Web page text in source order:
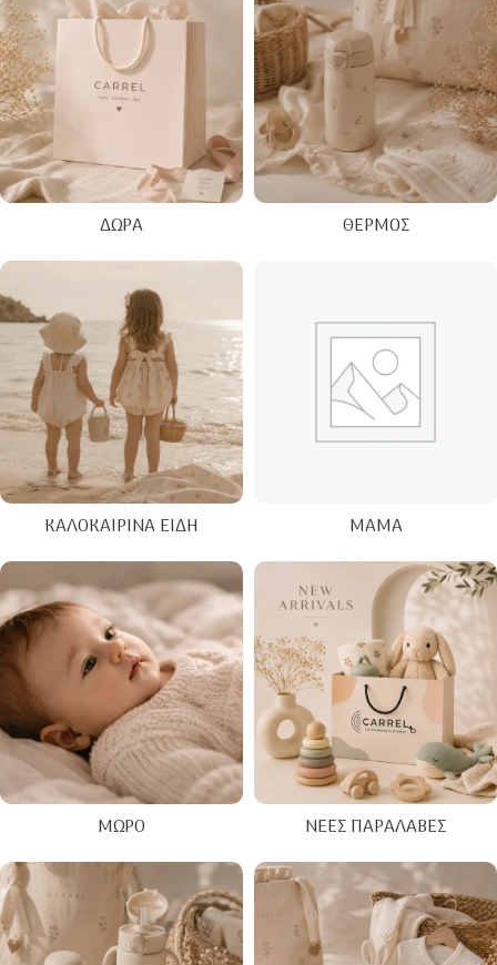
ΔΏΡΑ ΘΕΡΜΌΣ
ΚΑΛΟΚΑΙΡΙΝΑ ΕΊΔΗ ΜΑΜΆ
ΜΩΡΌ ΝΈΕΣ ΠΑΡΑΛΑΒΈΣ